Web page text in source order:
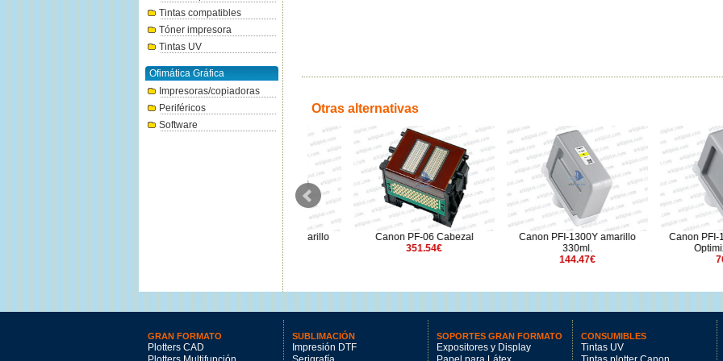
Tintas compatibles
Tóner impresora
Tintas UV
Ofimática Gráfica
Impresoras/copiadoras
Periféricos
Software
Otras alternativas
Canon PFI-2300Y Amarillo
Canon PF-06 Cabezal
Canon PFI-1300Y amarillo
Canon PFI-1100CO
Optimizer 160ml.
GRAN FORMATO
Plotters CAD
SUBLIMACIÓN
Impresión DTF
SOPORTES GRAN FORMATO
Expositores y Display
CONSUMIBLES
Tintas UV